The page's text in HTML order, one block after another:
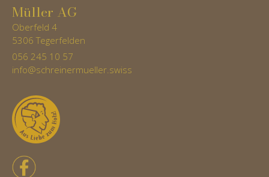
Müller AG
Oberfeld 4
5306 Tegerfelden
056 245 10 57
info@schreinermueller.swiss